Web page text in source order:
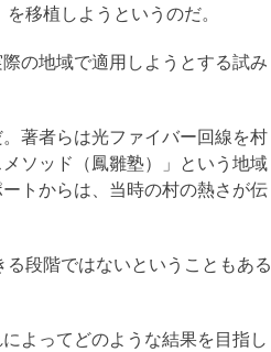
移植しようというのだ。
の地域で適用しようとする試み
著者らは光ファイバー回線を村
ソッド（鳳雛塾）」という地域
トからは、当時の村の熱さが伝
段階ではないということもある
よってどのような結果を目指し